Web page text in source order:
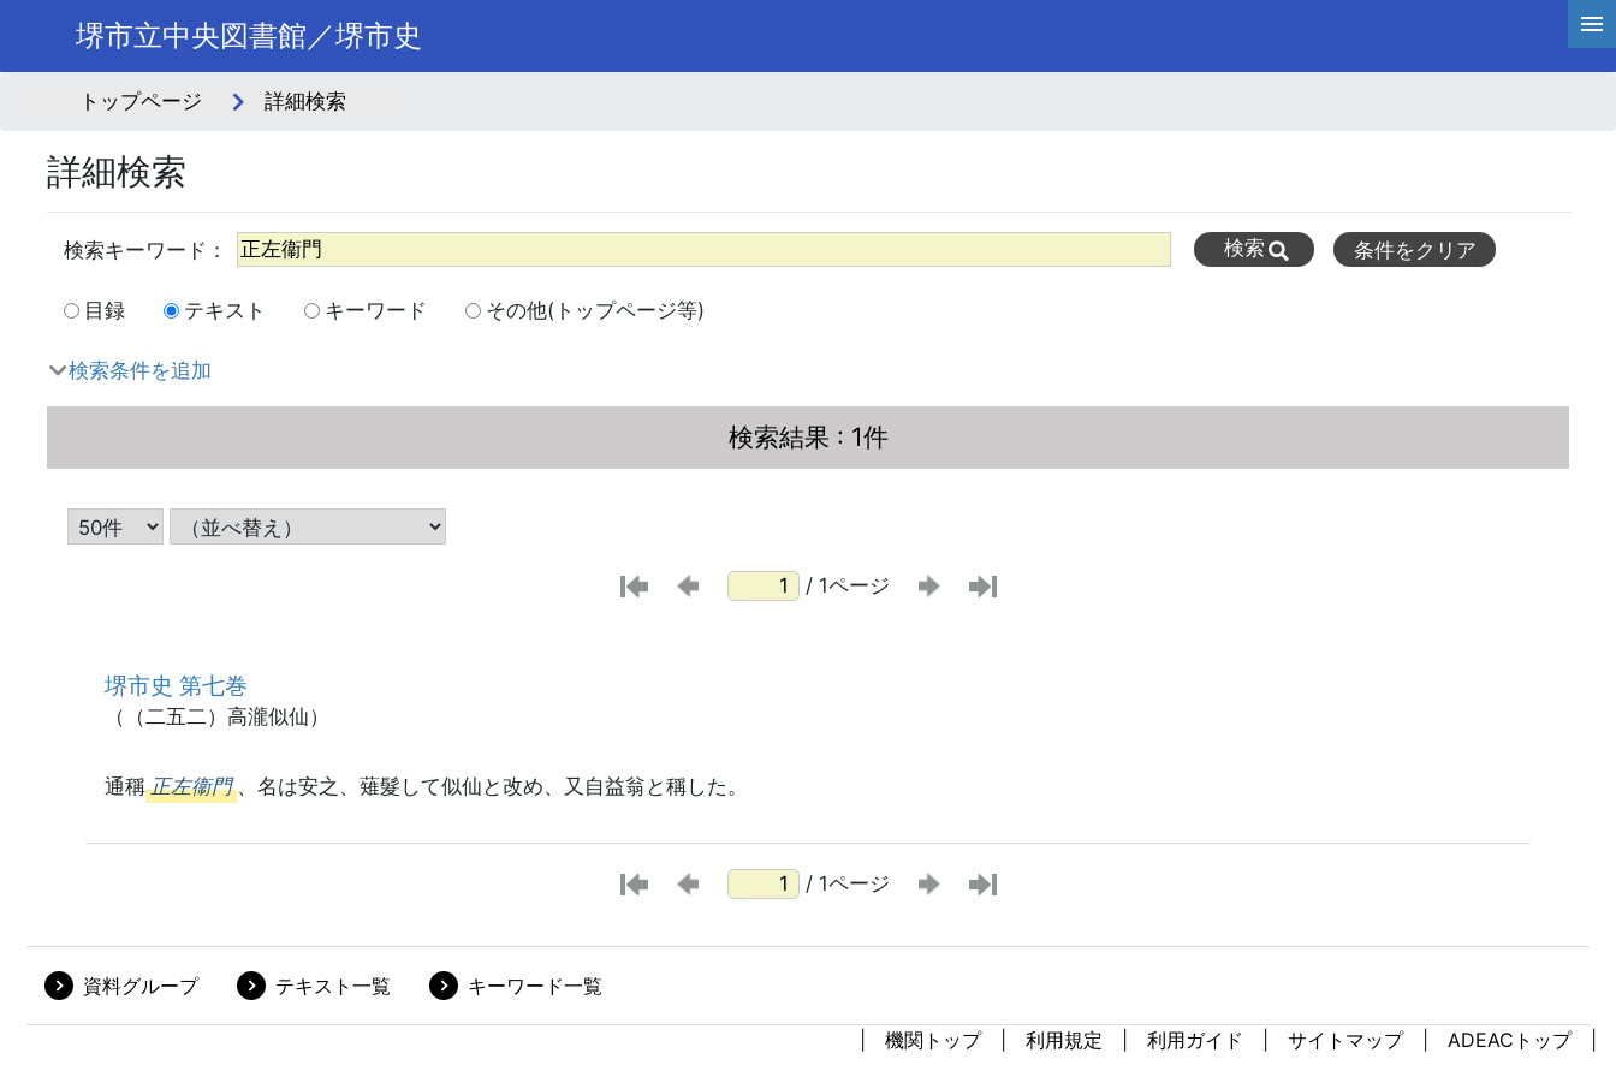
堺市立中央図書館／堺市史
トップページ 詳細検索
詳細検索
目録 テキスト キーワード その他(トップページ等)
検索条件を追加
検索結果 : 1件
/ 1ページ
堺市史 第七巻
（（二五二）高瀧似仙）
通稱 正左衞門 、名は安之、薙髮して似仙と改め、又自益翁と稱した。
/ 1ページ
資料グループ テキスト一覧 キーワード一覧
機関トップ 利用規定 利用ガイド サイトマップ ADEACトップ